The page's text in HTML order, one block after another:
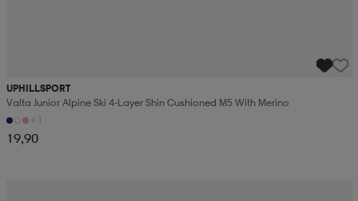
UPHILLSPORT
Valta Junior Alpine Ski 4-Layer Shin Cushioned M5 With Merino
+1
19,90